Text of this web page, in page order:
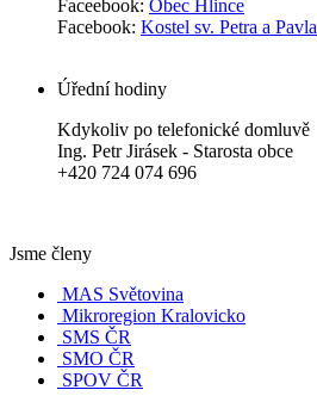
Faceebook: Obec Hlince
Facebook: Kostel sv. Petra a Pavla
Úřední hodiny
Kdykoliv po telefonické domluvě
Ing. Petr Jirásek - Starosta obce
+420 724 074 696
Jsme členy
MAS Světovina
Mikroregion Kralovicko
SMS ČR
SMO ČR
SPOV ČR